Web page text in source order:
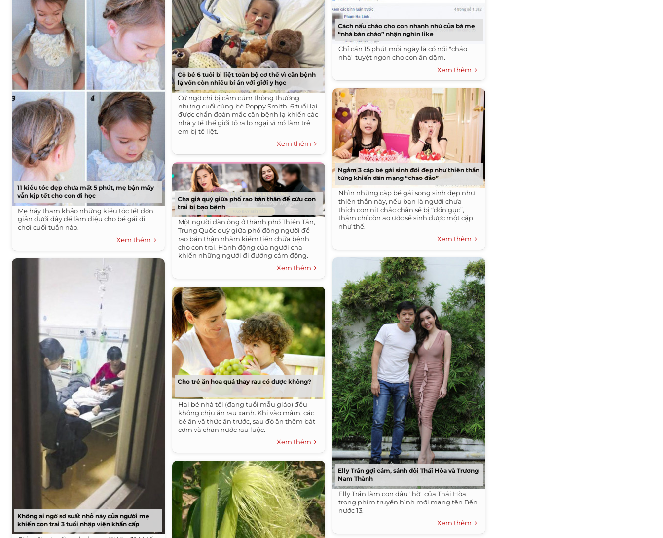
11 kiểu tóc đẹp chưa mất 5 phút, mẹ bận mấy
vẫn kịp tết cho con đi học
Mẹ hãy tham khảo những kiểu tóc tết đơn
giản dưới đây để làm điệu cho bé gái đi
chơi cuối tuần nào.
Xem thêm
Không ai ngờ sơ suất nhỏ này của người mẹ
khiến con trai 3 tuổi nhập viện khẩn cấp
Cô bé 6 tuổi bị liệt toàn bộ cơ thể vì căn bệnh
lạ vốn còn nhiều bí ẩn với giới y học
Cứ ngỡ chỉ bị cảm cúm thông thường,
nhưng cuối cùng bé Poppy Smith, 6 tuổi lại
được chẩn đoán mắc căn bệnh lạ khiến các
nhà y tế thế giới tỏ ra lo ngại vì nó làm trẻ
em bị tê liệt.
Xem thêm
Cha già quỳ giữa phố rao bán thận để cứu con
trai bị bạo bệnh
Một người đàn ông ở thành phố Thiên Tân,
Trung Quốc quỳ giữa phố đông người để
rao bán thận nhằm kiếm tiền chữa bệnh
cho con trai. Hành động của người cha
khiến những người đi đường cảm động.
Xem thêm
Cho trẻ ăn hoa quả thay rau có được không?
Hai bé nhà tôi (đang tuổi mẫu giáo) đều
không chịu ăn rau xanh. Khi vào mâm, các
bé ăn vã thức ăn trước, sau đó ăn thêm bát
cơm và chan nước rau luộc.
Xem thêm
Cách nấu cháo cho con nhanh nhừ của bà mẹ
“nhà bán cháo” nhận nghìn like
Chỉ cần 15 phút mỗi ngày là có nồi "cháo
nhà" tuyệt ngon cho con ăn dặm.
Xem thêm
Ngắm 3 cặp bé gái sinh đôi đẹp như thiên thần
từng khiến dân mạng “chao đảo”
Nhìn những cặp bé gái song sinh đẹp như
thiên thần này, nếu bạn là người chưa
thích con nít chắc chắn sẽ bị “đốn gục”,
thậm chí còn ao ước sẽ sinh được một cặp
như thế.
Xem thêm
Elly Trần gợi cảm, sánh đôi Thái Hòa và Trương
Nam Thành
Elly Trần làm con dâu "hờ" của Thái Hòa
trong phim truyền hình mới mang tên Bến
nước 13.
Xem thêm